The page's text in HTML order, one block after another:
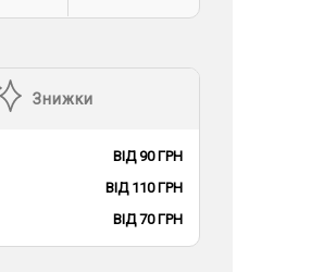
Знижки
ВІД 90 ГРН
ВІД 110 ГРН
ВІД 70 ГРН